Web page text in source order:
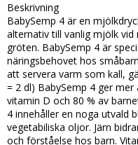
Beskrivning
BabySemp 4 är en
alternativ till vanlig mjölk
gröten. BabySemp 4 är
näringsbehovet hos
att servera varm som kall,
= 2 dl) BabySemp 4 ger
vitamin D och 80 % av
4 innehåller en noga utvald
vegetabiliska oljor. Järn
och förståelse hos barn.